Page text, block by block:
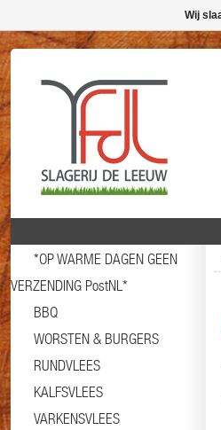
*OP WARME DAGEN GEEN
VERZENDING PostNL*
BBQ
WORSTEN & BURGERS
RUNDVLEES
KALFSVLEES
VARKENSVLEES
Wij